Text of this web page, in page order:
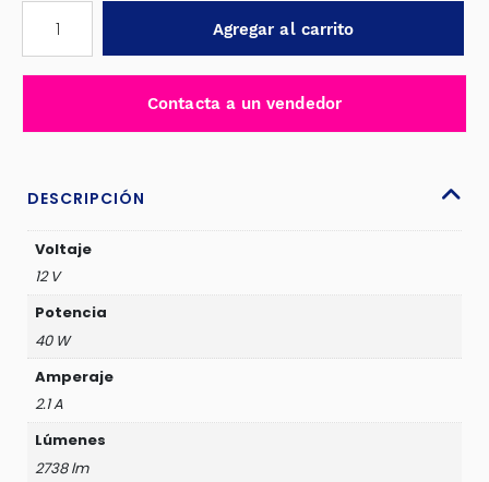
TRABAJO
10W
R4T3-
PQ
Agregar al carrito
Contacta a un vendedor
DESCRIPCIÓN
Voltaje
12 V
Potencia
40 W
Amperaje
2.1 A
Lúmenes
2738 lm